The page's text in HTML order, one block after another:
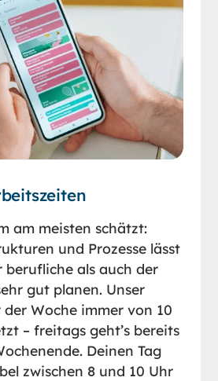
am meisten schätzt:
und Prozesse lässt
berufliche als auch der
gut planen. Unser
Woche immer von 10
– freitags geht’s bereits
Deinen Tag
zwischen 8 und 10 Uhr